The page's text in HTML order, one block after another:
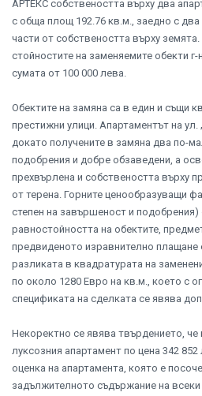
АРТЕКС собствеността върху два
с обща площ 192.76 кв.м., заедно с
части от собствеността върху
стойностите на заменяемите обекти
сумата от 100 000 лева.
Обектите на замяна са в един и същи
престижни улици. Апартаментът на ул.
докато получените в замяна два по-
подобрения и добре обзаведени, а
прехвърлена и собствеността върху
от терена. Горните ценообразуващи
степен на завършеност и
равностойността на обектите,
предвиденото изравнително плащане
разликата в квадратурата на
по около 1280 Евро на кв.м., което с
спецификата на сделката се явява
Некоректно се явява твърдението, че
луксозния апартамент по цена 342
оценка на апартамента, която е
задължителното съдържание на